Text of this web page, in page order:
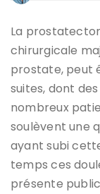
La
chirurgicale
prostate, peut
suites, dont
nombreux
soulèvent une
ayant subi
temps ces
présente